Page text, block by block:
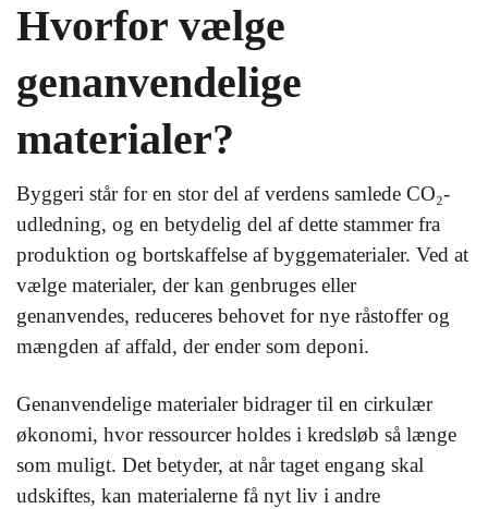
Hvorfor vælge
genanvendelige
materialer?
Byggeri står for en stor del af verdens samlede CO₂-
udledning, og en betydelig del af dette stammer fra
produktion og bortskaffelse af byggematerialer. Ved at
vælge materialer, der kan genbruges eller
genanvendes, reduceres behovet for nye råstoffer og
mængden af affald, der ender som deponi.
Genanvendelige materialer bidrager til en cirkulær
økonomi, hvor ressourcer holdes i kredsløb så længe
som muligt. Det betyder, at når taget engang skal
udskiftes, kan materialerne få nyt liv i andre